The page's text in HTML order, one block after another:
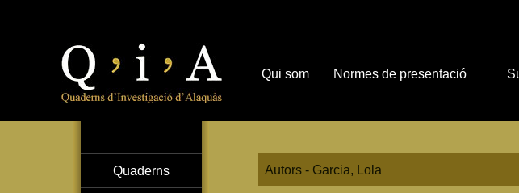
Quaderns Autors - Garcia, Lola
Qui som Normes de presentació